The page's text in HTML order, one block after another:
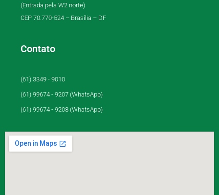
(Entrada pela W2 norte)
CEP 70.770-524 – Brasília – DF
Contato
(61) 3349 - 9010
(61) 99674 - 9207 (WhatsApp)
(61) 99674 - 9208 (WhatsApp)